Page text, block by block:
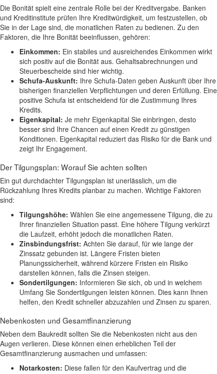
Die Bonität spielt eine zentrale Rolle bei der Kreditvergabe. Banken
und Kreditinstitute prüfen Ihre Kreditwürdigkeit, um festzustellen, ob
Sie in der Lage sind, die monatlichen Raten zu bedienen. Zu den
Faktoren, die Ihre Bonität beeinflussen, gehören:
Einkommen: Ein stabiles und ausreichendes Einkommen wirkt
sich positiv auf die Bonität aus. Gehaltsabrechnungen und
Steuerbescheide sind hier wichtig.
Schufa-Auskunft: Ihre Schufa-Daten geben Auskunft über Ihre
bisherigen finanziellen Verpflichtungen und deren Erfüllung. Eine
positive Schufa ist entscheidend für die Zustimmung Ihres
Kredits.
Eigenkapital: Je mehr Eigenkapital Sie einbringen, desto
besser sind Ihre Chancen auf einen Kredit zu günstigen
Konditionen. Eigenkapital reduziert das Risiko für die Bank und
zeigt Ihr Engagement.
Der Tilgungsplan: Worauf Sie achten sollten
Ein gut durchdachter Tilgungsplan ist unerlässlich, um die
Rückzahlung Ihres Kredits planbar zu machen. Wichtige Faktoren
sind:
Tilgungshöhe: Wählen Sie eine angemessene Tilgung, die zu
Ihrer finanziellen Situation passt. Eine höhere Tilgung verkürzt
die Laufzeit, erhöht jedoch die monatlichen Raten.
Zinsbindungsfrist: Achten Sie darauf, für wie lange der
Zinssatz gebunden ist. Längere Fristen bieten
Planungssicherheit, während kürzere Fristen ein Risiko
darstellen können, falls die Zinsen steigen.
Sondertilgungen: Informieren Sie sich, ob und in welchem
Umfang Sie Sondertilgungen leisten können. Dies kann Ihnen
helfen, den Kredit schneller abzuzahlen und Zinsen zu sparen.
Nebenkosten und Gesamtfinanzierung
Neben dem Baukredit sollten Sie die Nebenkosten nicht aus den
Augen verlieren. Diese können einen erheblichen Teil der
Gesamtfinanzierung ausmachen und umfassen:
Notarkosten: Diese fallen für den Kaufvertrag und die